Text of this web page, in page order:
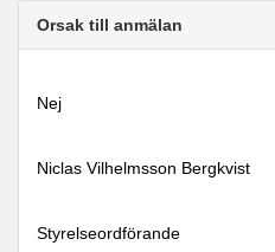
Orsak till anmälan
Nej
Niclas Vilhelmsson Bergkvist
Styrelseordförande